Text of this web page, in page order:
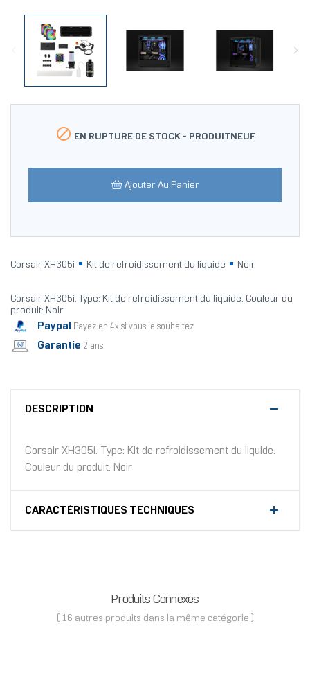
 EN RUPTURE DE STOCK - PRODUITNEUF
Ajouter Au Panier
Corsair XH305i Kit de refroidissement du liquide Noir
Corsair XH305i. Type: Kit de refroidissement du liquide. Couleur du
produit: Noir
Paypal Payez en 4x si vous le souhaitez
Garantie 2 ans
DESCRIPTION
Corsair XH305i. Type: Kit de refroidissement du liquide.
Couleur du produit: Noir
CARACTÉRISTIQUES TECHNIQUES
Produits Connexes
( 16 autres produits dans la même catégorie )